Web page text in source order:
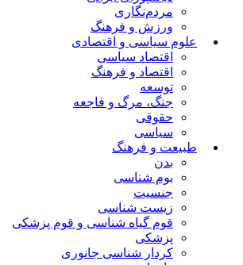
مردم‌نگاری
ورزش و فرهنگ
علوم سیاسی و اقتصادی
اقتصاد سیاسی
اقتصاد و فرهنگ
توسعه
جنگ، مرگ و فاجعه
حقوقی
سیاسی
طبیعت و فرهنگ
بدن
بوم شناسی
جنسیت
زیست شناسی
قوم گیاه شناسی و قوم پزشکی
پزشکی
کردار شناسی جانوری